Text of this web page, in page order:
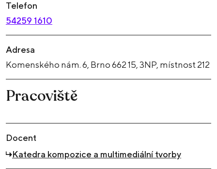
Telefon
54259 1610
Adresa
Komenského nám. 6, Brno 662 15, 3NP, místnost 212
Pracoviště
Docent
Katedra kompozice a multimediální tvorby